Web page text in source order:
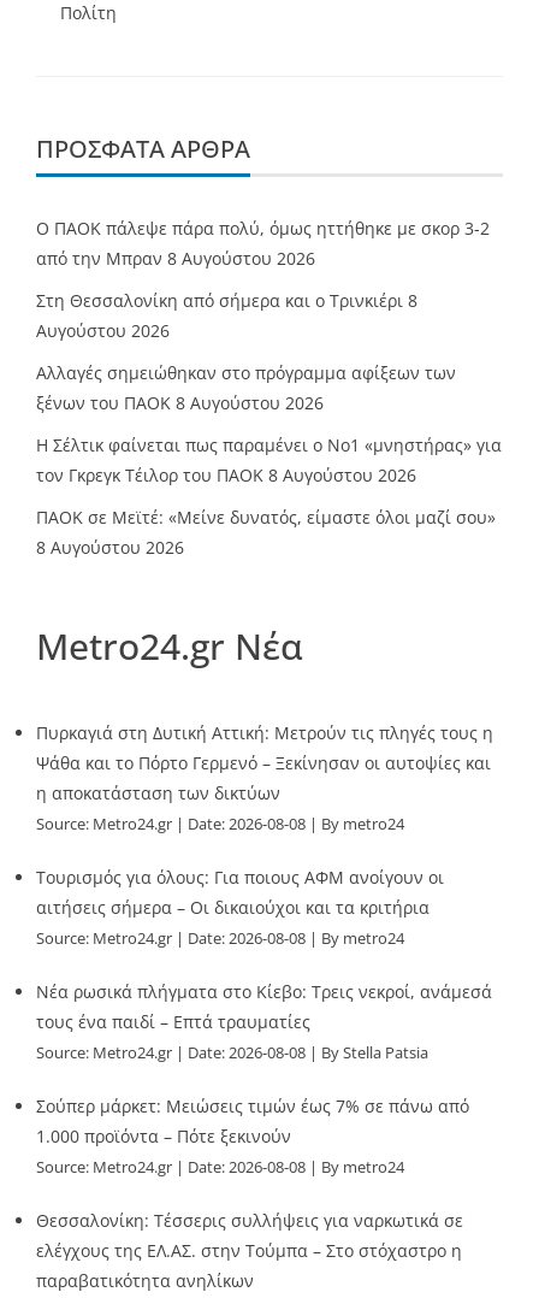
Πολίτη
ΠΡΌΣΦΑΤΑ ΆΡΘΡΑ
Ο ΠΑΟΚ πάλεψε πάρα πολύ, όμως ηττήθηκε με σκορ 3-2
από την Μπραν 8 Αυγούστου 2026
Στη Θεσσαλονίκη από σήμερα και ο Τρινκιέρι 8
Αυγούστου 2026
Αλλαγές σημειώθηκαν στο πρόγραμμα αφίξεων των
ξένων του ΠΑΟΚ 8 Αυγούστου 2026
Η Σέλτικ φαίνεται πως παραμένει ο Νο1 «μνηστήρας» για
τον Γκρεγκ Τέιλορ του ΠΑΟΚ 8 Αυγούστου 2026
ΠΑΟΚ σε Μεϊτέ: «Μείνε δυνατός, είμαστε όλοι μαζί σου»
8 Αυγούστου 2026
Metro24.gr Νέα
Πυρκαγιά στη Δυτική Αττική: Μετρούν τις πληγές τους η
Ψάθα και το Πόρτο Γερμενό – Ξεκίνησαν οι αυτοψίες και
η αποκατάσταση των δικτύων
Source: Metro24.gr Date: 2026-08-08 By metro24
Τουρισμός για όλους: Για ποιους ΑΦΜ ανοίγουν οι
αιτήσεις σήμερα – Οι δικαιούχοι και τα κριτήρια
Source: Metro24.gr Date: 2026-08-08 By metro24
Νέα ρωσικά πλήγματα στο Κίεβο: Τρεις νεκροί, ανάμεσά
τους ένα παιδί – Επτά τραυματίες
Source: Metro24.gr Date: 2026-08-08 By Stella Patsia
Σούπερ μάρκετ: Μειώσεις τιμών έως 7% σε πάνω από
1.000 προϊόντα – Πότε ξεκινούν
Source: Metro24.gr Date: 2026-08-08 By metro24
Θεσσαλονίκη: Τέσσερις συλλήψεις για ναρκωτικά σε
ελέγχους της ΕΛ.ΑΣ. στην Τούμπα – Στο στόχαστρο η
παραβατικότητα ανηλίκων